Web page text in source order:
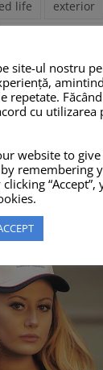
life exterior
piele
protectie
spalatorii
spuma activa
site-ul nostru
repetate.
cu utilizarea
website to
remembering